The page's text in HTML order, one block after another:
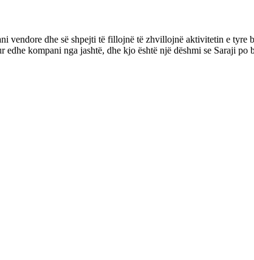
vendore dhe së shpejti të fillojnë të zhvillojnë aktivitetin e tyre
kompani nga jashtë, dhe kjo është një dëshmi se Saraji po